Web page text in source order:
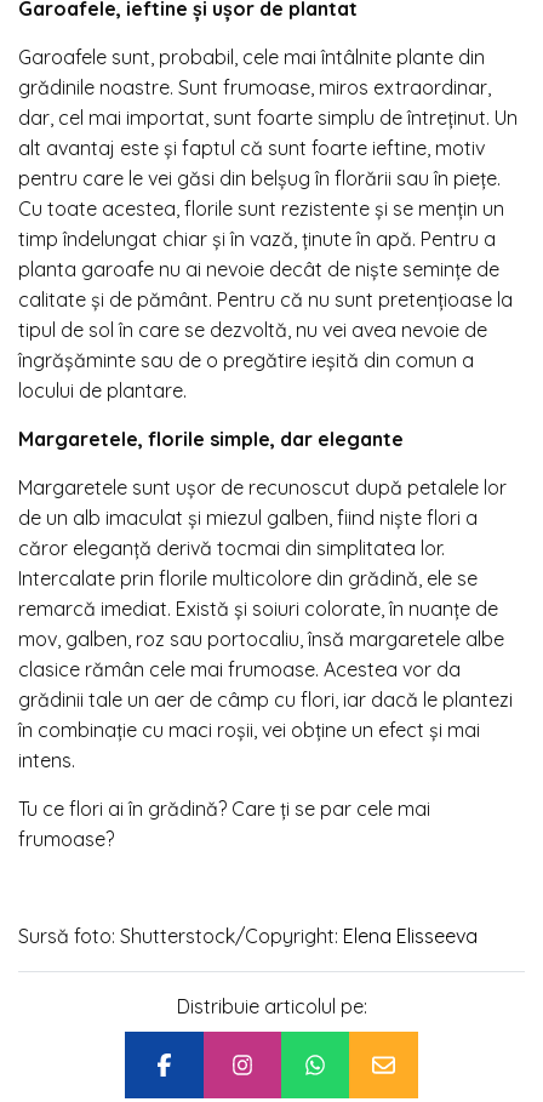
Garoafele, ieftine și ușor de plantat
Garoafele sunt, probabil, cele mai întâlnite plante din
grădinile noastre. Sunt frumoase, miros extraordinar,
dar, cel mai importat, sunt foarte simplu de întreținut. Un
alt avantaj este și faptul că sunt foarte ieftine, motiv
pentru care le vei găsi din belșug în florării sau în piețe.
Cu toate acestea, florile sunt rezistente și se mențin un
timp îndelungat chiar și în vază, ținute în apă. Pentru a
planta garoafe nu ai nevoie decât de niște semințe de
calitate și de pământ. Pentru că nu sunt pretențioase la
tipul de sol în care se dezvoltă, nu vei avea nevoie de
îngrășăminte sau de o pregătire ieșită din comun a
locului de plantare.
Margaretele, florile simple, dar elegante
Margaretele sunt ușor de recunoscut după petalele lor
de un alb imaculat și miezul galben, fiind niște flori a
căror eleganță derivă tocmai din simplitatea lor.
Intercalate prin florile multicolore din grădină, ele se
remarcă imediat. Există și soiuri colorate, în nuanțe de
mov, galben, roz sau portocaliu, însă margaretele albe
clasice rămân cele mai frumoase. Acestea vor da
grădinii tale un aer de câmp cu flori, iar dacă le plantezi
în combinație cu maci roșii, vei obține un efect și mai
intens.
Tu ce flori ai în grădină? Care ți se par cele mai
frumoase?
Sursă foto: Shutterstock/Copyright: Elena Elisseeva
Distribuie articolul pe: